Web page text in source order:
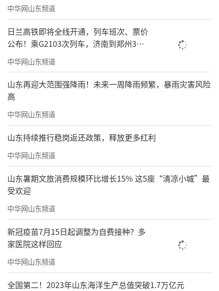
新春伊始，奋斗不息。绿地泉人将大力发
扬孺子牛、拓荒牛、老黄牛精神，以不怕苦、
能吃苦的牛劲牛力，不用扬鞭自奋蹄，继续为
千万家客户的美好生活辛勤耕耘、勇往直前，
在新时代创造新美好！
中华网山东频道
日兰高铁即将全线开通，列车班次、票价
公布！乘G2103次列车，济南到郑州3小
时到达
中华网山东频道
山东再迎大范围强降雨！未来一周降雨频繁，暴雨灾害风险
高
中华网山东频道
山东持续推行稳岗返还政策，释放更多红利
中华网山东频道
山东暑期文旅消费规模环比增长15% 这5座“清凉小城”最
受欢迎
中华网山东频道
新冠疫苗7月15日起调整为自费接种？多
家医院这样回应
中华网山东频道
全国第二！2023年山东海洋生产总值突破1.7万亿元